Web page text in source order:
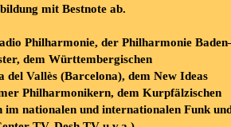
mit Bestnote ab.
Philharmonie, der Philharmonie Baden
dem Württembergischen
del Vallès (Barcelona), dem New Ideas
Philharmonikern, dem Kurpfälzischen
im nationalen und internationalen Funk